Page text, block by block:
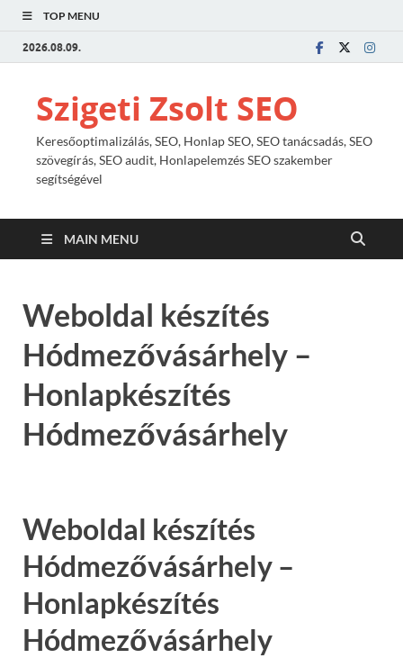
TOP MENU
2026.08.09.
Szigeti Zsolt SEO
Keresőoptimalizálás, SEO, Honlap SEO, SEO tanácsadás, SEO
szövegírás, SEO audit, Honlapelemzés SEO szakember
segítségével
MAIN MENU
Weboldal készítés
Hódmezővásárhely –
Honlapkészítés
Hódmezővásárhely
Weboldal készítés
Hódmezővásárhely –
Honlapkészítés
Hódmezővásárhely